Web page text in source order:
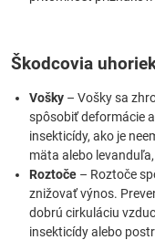
Škodcovia
Vošky – Vošky sa
spôsobiť deformácie
insekticídy, ako je
mäta alebo
Roztoče – Roztoče
znižovať výnos.
dobrú cirkuláciu
insekticídy alebo